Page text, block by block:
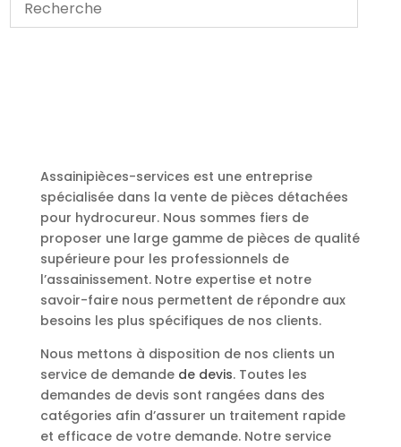
Assainipièces-services est une entreprise
spécialisée dans la vente de pièces détachées
pour hydrocureur. Nous sommes fiers de
proposer une large gamme de pièces de qualité
supérieure pour les professionnels de
l’assainissement. Notre expertise et notre
savoir-faire nous permettent de répondre aux
besoins les plus spécifiques de nos clients.
Nous mettons à disposition de nos clients un
service de demande de devis. Toutes les
demandes de devis sont rangées dans des
catégories afin d’assurer un traitement rapide
et efficace de votre demande. Notre service